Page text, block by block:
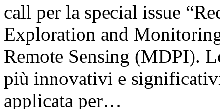
call per la special issue
Exploration and
Remote Sensing (MDPI).
più innovativi e
applicata per…